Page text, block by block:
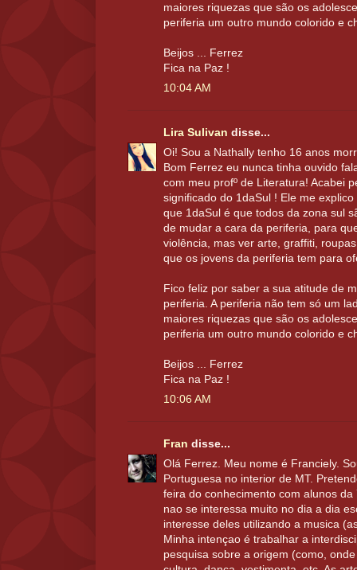
maiores riquezas que são os
periferia um outro mundo colorido e
Beijos ... Ferrez
Fica na Paz !
10:04 AM
Lira Sulivan disse...
Oi! Sou a Nathally tenho 16 anos
Bom Ferrez eu nunca tinha ouvido
com meu profº de Literatura! Acabei
significado do 1daSul ! Ele me
que 1daSul é que todos da zona sul
de mudar a cara da periferia, para
violência, mas ver arte, graffiti,
que os jovens da periferia tem para
Fico feliz por saber a sua atitude de
periferia. A periferia não tem só um
maiores riquezas que são os
periferia um outro mundo colorido e
Beijos ... Ferrez
Fica na Paz !
10:06 AM
Fran disse...
Olá Ferrez. Meu nome é Franciely.
Portuguesa no interior de MT.
feira do conhecimento com alunos
nao se interessa muito no dia a dia
interesse deles utilizando a musica
Minha intençao é trabalhar a
pesquisa sobre a origem (como,